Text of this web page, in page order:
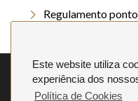
Este website utiliza
experiência dos
Política de Cookies
Regulamento
2026. Anela | Todos os